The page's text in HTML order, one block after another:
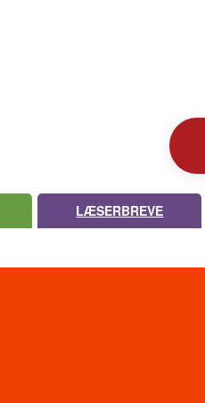
LÆSERBREVE